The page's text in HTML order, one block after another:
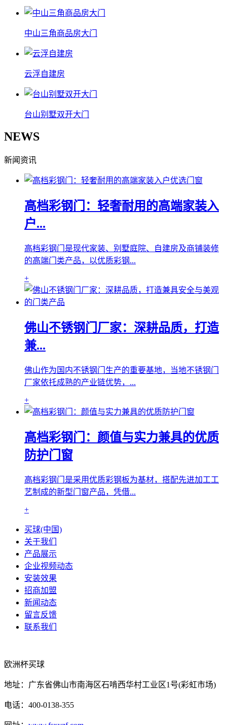
中山三角商品房大门
云浮自建房
台山别墅双开大门
NEWS
新闻资讯
高档彩钢门：轻奢耐用的高端家装入
户...
高档彩钢门是现代家装、别墅庭院、自建房及商铺装修
的高端门类产品，以优质彩钢...
+
佛山不锈钢门厂家：深耕品质，打造
兼...
佛山作为国内不锈钢门生产的重要基地，当地不锈钢门
厂家依托成熟的产业链优势，...
+
高档彩钢门：颜值与实力兼具的优质
防护门窗
高档彩钢门是采用优质彩钢板为基材，搭配先进加工工
艺制成的新型门窗产品，凭借...
+
买球(中国)
关于我们
产品展示
企业视频动态
安装效果
招商加盟
新闻动态
留言反馈
联系我们
欧洲杯买球
地址：广东省佛山市南海区石啃西华村工业区1号(彩虹市场)
电话：400-0138-355